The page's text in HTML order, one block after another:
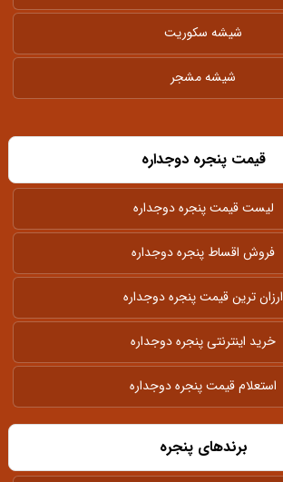
شیشه سکوریت
شیشه مشجر
قیمت پنجره دوجداره
لیست قیمت پنجره دوجداره
فروش اقساط پنجره دوجداره
ارزان ترین قیمت پنجره دوجداره
خرید اینترنتی پنجره دوجداره
استعلام قیمت پنجره دوجداره
برندهای پنجره